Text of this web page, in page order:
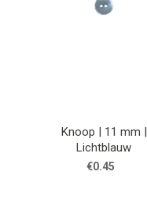
Knoop | 11 mm |
Lichtblauw
€0.45